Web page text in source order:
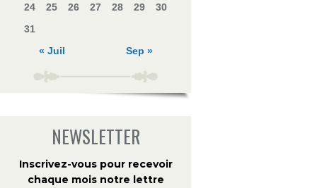
24
25 26 27 28 29
30
31
« Juil
Sep »
NEWSLETTER
Inscrivez-vous pour recevoir
chaque mois notre lettre